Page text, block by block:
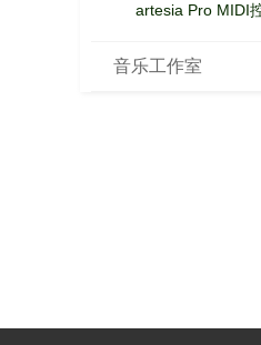
artesia Pro MIDI
音乐工作室